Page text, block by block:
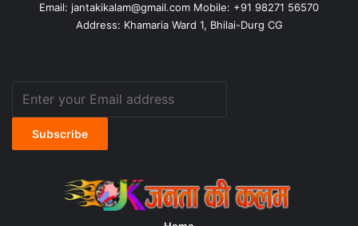
Email: jantakikalam@gmail.com Mobile: +91 98271 56570
Address: Khamaria Ward 1, Bhilai-Durg CG
your
Email
address